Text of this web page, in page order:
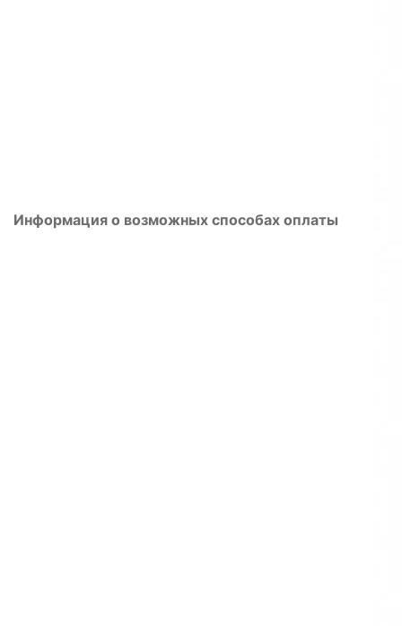
Информация о возможных способах оплаты